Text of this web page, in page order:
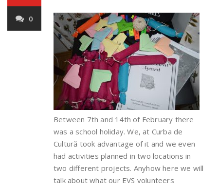
0
Between 7th and 14th of February there
was a school holiday. We, at Curba de
Cultură took advantage of it and we even
had activities planned in two locations in
two different projects. Anyhow here we will
talk about what our EVS volunteers